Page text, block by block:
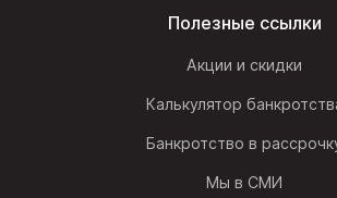
Полезные ссылки
Акции и скидки
Калькулятор
Банкротство в
Мы в СМИ